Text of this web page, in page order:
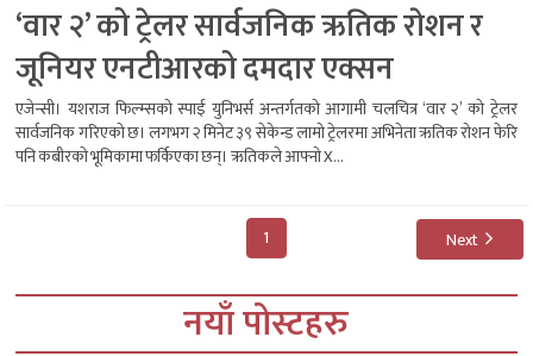
‘वार २’ को ट्रेलर सार्वजनिक ऋतिक राेशन र
जूनियर एनटीआरको दमदार एक्सन
एजेन्सी। यशराज फिल्म्सको स्पाई युनिभर्स अन्तर्गतको आगामी चलचित्र ‘वार २’ को ट्रेलर
सार्वजनिक गरिएको छ। लगभग २ मिनेट ३९ सेकेन्ड लामो ट्रेलरमा अभिनेता ऋतिक रोशन फेरि
पनि कबीरको भूमिकामा फर्किएका छन्। ऋतिकले आफ्नाे X...
1 Next
नयाँ पोस्टहरु